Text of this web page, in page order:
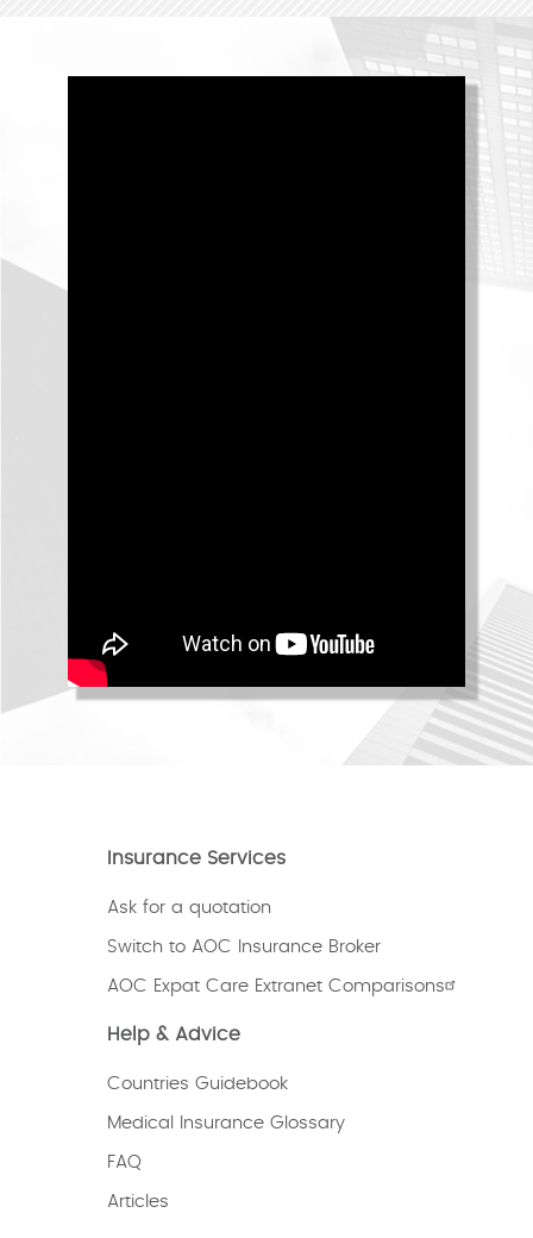
Insurance Services
Ask for a quotation
Switch to AOC Insurance Broker
AOC Expat Care Extranet Comparisons
Help & Advice
Countries Guidebook
Medical Insurance Glossary
FAQ
Articles